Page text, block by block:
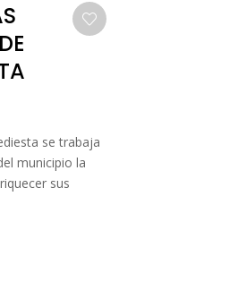
se trabaja
municipio la
sus